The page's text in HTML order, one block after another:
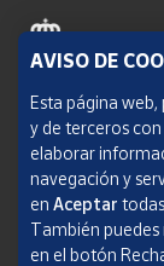
Política de cookies
Aviso legal
Condiciones del
Política de
AVISO DE
Esta página
y de terceros
elaborar
navegación y
en Aceptar
También puedes
en el botón